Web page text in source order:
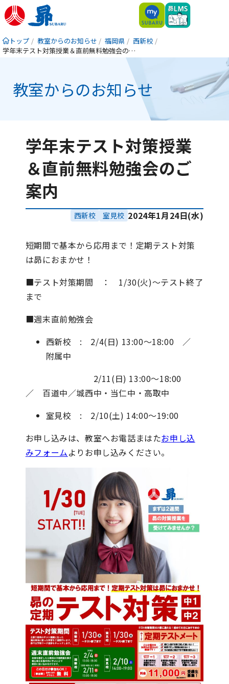
トップ 教室からのお知らせ 福岡県
西新校
学年末テスト対策授業＆直前無料勉強会のご案内
教室からのお知らせ
学年末テスト対策授業
＆直前無料勉強会のご
案内
西新校 室見校 2024年1月24日(水)
短期間で基本から応用まで！定期テスト対策
は昴におまかせ！
■テスト対策期間 ： 1/30(火)〜テスト終了
まで
■週末直前勉強会
西新校 : 2/4(日) 13:00〜18:00 ／
附属中
2/11(日) 13:00〜18:00
／ 百道中／城西中・当仁中・高取中
室見校 : 2/10(土) 14:00〜19:00
お申し込みは、教室へお電話まはたお申し込
みフォームよりお申し込みください。